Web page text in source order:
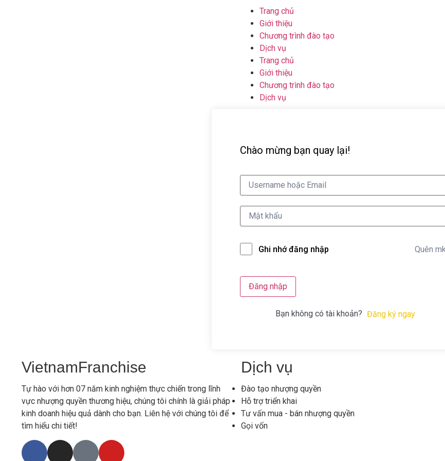
Trang chủ
Giới thiệu
Chương trình đào tạo
Dịch vụ
Trang chủ
Giới thiệu
Chương trình đào tạo
Dịch vụ
Chào mừng bạn quay lại!
Ghi nhớ đăng nhập Quên
Đăng nhập
Bạn không có tài khoản? Đăng ký ngay
VietnamFranchise
Tự hào với hơn 07 năm kinh nghiệm thực chiến trong lĩnh
vực nhượng quyền thương hiệu, chúng tôi chính là giải pháp
kinh doanh hiệu quả dành cho bạn. Liên hệ với chúng tôi để
tìm hiểu chi tiết!
Dịch vụ
Đào tạo nhượng quyền
Hỗ trợ triển khai
Tư vấn mua - bán nhượng quyền
Gọi vốn